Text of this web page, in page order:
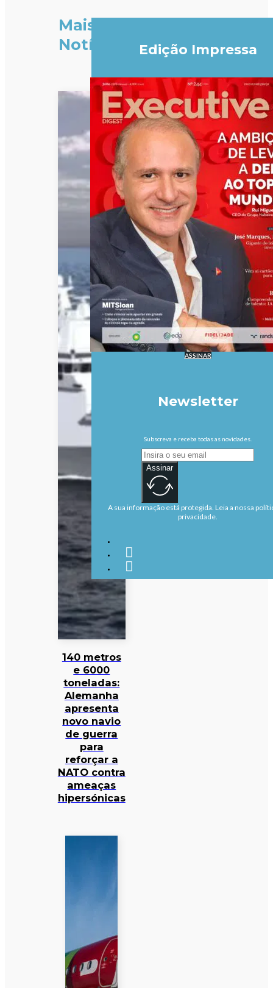
Mais
Notícias
140 metros
e 6000
toneladas:
Alemanha
apresenta
novo navio
de guerra
para
reforçar a
NATO contra
ameaças
hipersónicas
Edição Impressa
ASSINAR
Newsletter
Subscreva e receba todas as novidades.
Assinar
A sua informação está protegida. Leia a nossa
privacidade.